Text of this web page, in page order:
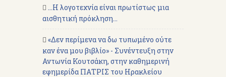
...Η λογοτεχνία είναι πρωτίστως μια
αισθητική πρόκληση...
«Δεν περίμενα να δω τυπωμένο ούτε
καν ένα μου βιβλίο» - Συνέντευξη στην
Αντωνία Κουτσάκη, στην καθημερινή
εφημερίδα ΠΑΤΡΙΣ του Ηρακλείου